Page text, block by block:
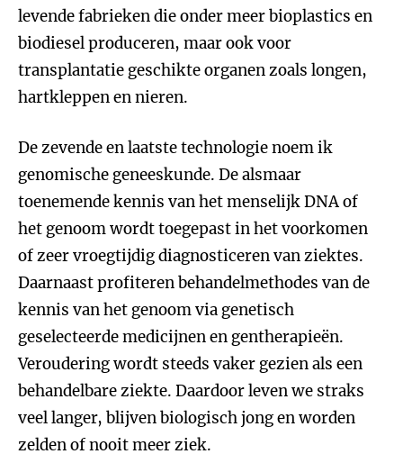
levende fabrieken die onder meer bioplastics en
biodiesel produceren, maar ook voor
transplantatie geschikte organen zoals longen,
hartkleppen en nieren.
De zevende en laatste technologie noem ik
genomische geneeskunde. De alsmaar
toenemende kennis van het menselijk DNA of
het genoom wordt toegepast in het voorkomen
of zeer vroegtijdig diagnosticeren van ziektes.
Daarnaast profiteren behandelmethodes van de
kennis van het genoom via genetisch
geselecteerde medicijnen en gentherapieën.
Veroudering wordt steeds vaker gezien als een
behandelbare ziekte. Daardoor leven we straks
veel langer, blijven biologisch jong en worden
zelden of nooit meer ziek.